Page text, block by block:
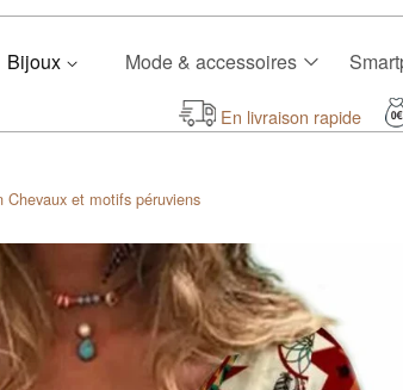
Bijoux Mode & accessoires
En livraison rapide
Chevaux et motifs péruviens